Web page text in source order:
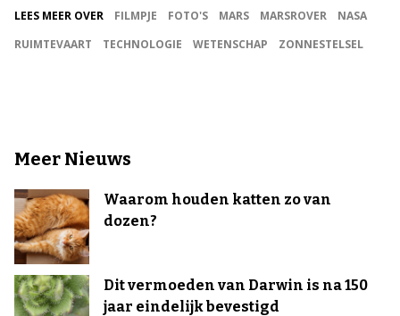
LEES MEER OVER FILMPJE FOTO'S MARS MARSROVER
NASA
RUIMTEVAART
TECHNOLOGIE WETENSCHAP ZONNESTELSEL
Meer Nieuws
Waarom houden katten zo van
dozen?
Dit vermoeden van Darwin is na 150
jaar eindelijk bevestigd